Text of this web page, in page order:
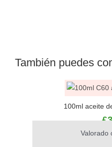
También puedes
100ml aceite
£
Valorado